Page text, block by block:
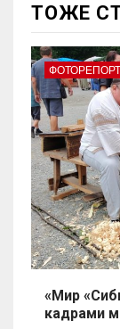
ТОЖЕ
«Мир
кадрами